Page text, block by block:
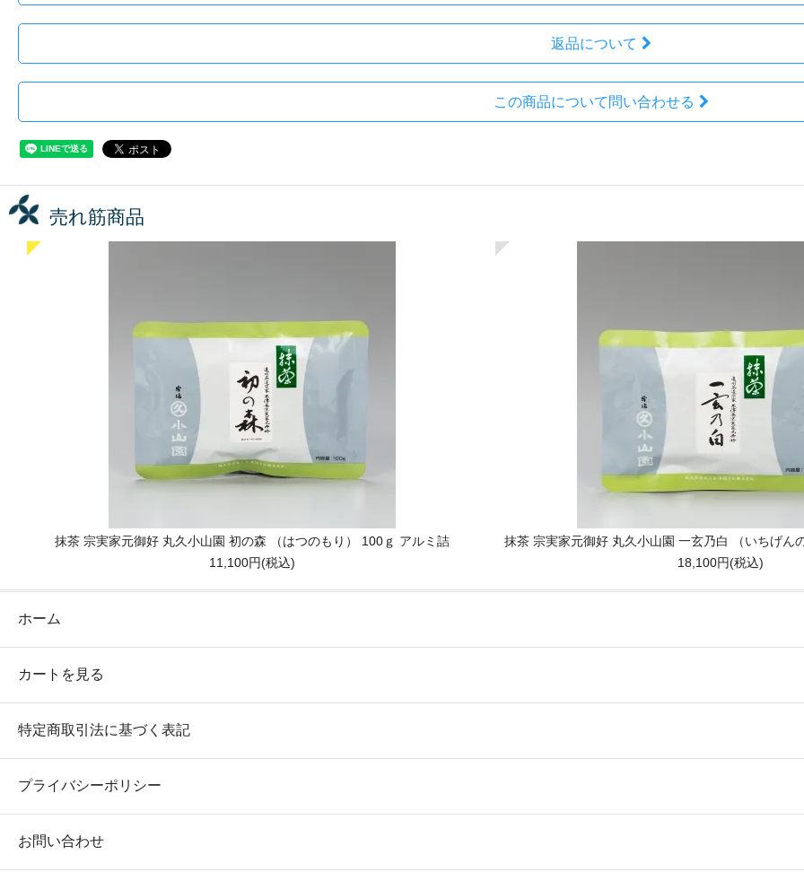
返品について
この商品について問い合わせる
売れ筋商品
抹茶 宗実家元御好 丸久小山園 初の森 （はつのもり） 100ｇ アルミ詰
11,100円(税込)
抹茶 宗実家元御好 丸久小山園 一玄乃白 （いちげん
18,100円(税込)
ホーム
カートを見る
特定商取引法に基づく表記
プライバシーポリシー
お問い合わせ